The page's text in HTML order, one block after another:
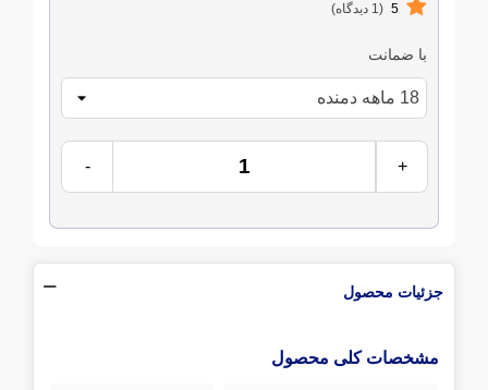
5 (1 دیدگاه)
با ضمانت
- +
جزئیات محصول
مشخصات کلی محصول